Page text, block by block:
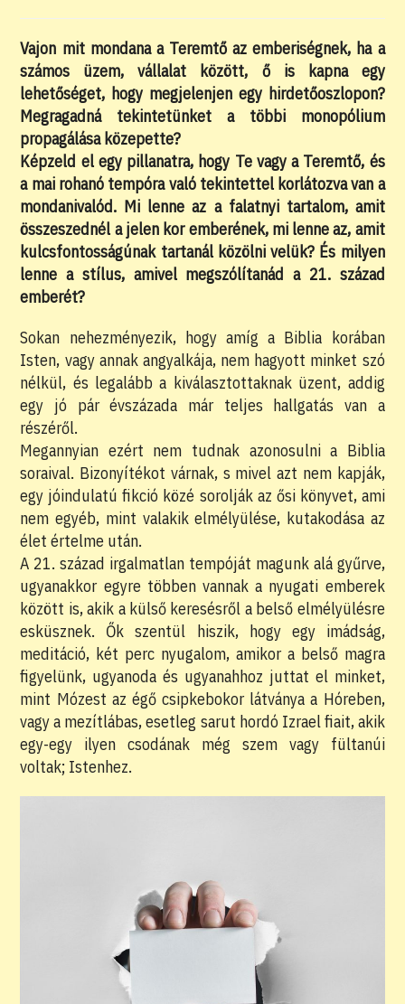
Vajon mit mondana a Teremtő az emberiségnek, ha a
számos üzem, vállalat között, ő is kapna egy
lehetőséget, hogy megjelenjen egy hirdetőoszlopon?
Megragadná tekintetünket a többi monopólium
propagálása közepette?
Képzeld el egy pillanatra, hogy Te vagy a Teremtő, és
a mai rohanó tempóra való tekintettel korlátozva van a
mondanivalód. Mi lenne az a falatnyi tartalom, amit
összeszednél a jelen kor emberének, mi lenne az, amit
kulcsfontosságúnak tartanál közölni velük? És milyen
lenne a stílus, amivel megszólítanád a 21. század
emberét?
Sokan nehezményezik, hogy amíg a Biblia korában
Isten, vagy annak angyalkája, nem hagyott minket szó
nélkül, és legalább a kiválasztottaknak üzent, addig
egy jó pár évszázada már teljes hallgatás van a
részéről.
Megannyian ezért nem tudnak azonosulni a Biblia
soraival. Bizonyítékot várnak, s mivel azt nem kapják,
egy jóindulatú fikció közé sorolják az ősi könyvet, ami
nem egyéb, mint valakik elmélyülése, kutakodása az
élet értelme után.
A 21. század irgalmatlan tempóját magunk alá gyűrve,
ugyanakkor egyre többen vannak a nyugati emberek
között is, akik a külső keresésről a belső elmélyülésre
esküsznek. Ők szentül hiszik, hogy egy imádság,
meditáció, két perc nyugalom, amikor a belső magra
figyelünk, ugyanoda és ugyanahhoz juttat el minket,
mint Mózest az égő csipkebokor látványa a Hóreben,
vagy a mezítlábas, esetleg sarut hordó Izrael fiait, akik
egy-egy ilyen csodának még szem vagy fültanúi
voltak; Istenhez.